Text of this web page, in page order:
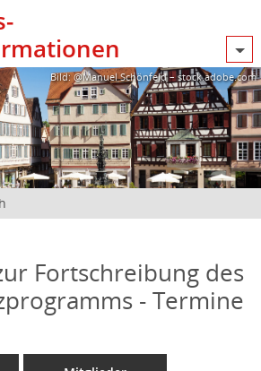
Bild: @Manuel Schönfeld – stock.adobe.com
Fortschreibung des
- Termine